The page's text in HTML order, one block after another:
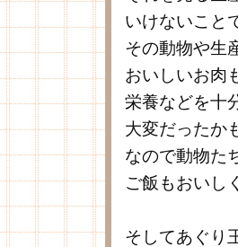
いけないこと
その動物や生
おいしいお肉
栄養などを十
大変だったか
なので動物た
ご飯もおいし
そしてあぐり